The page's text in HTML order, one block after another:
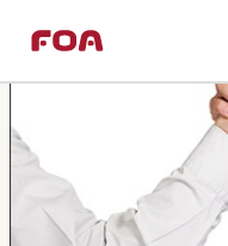
til
hovedindhold
til
hovedmenu
menu
FOA Nordsjælland